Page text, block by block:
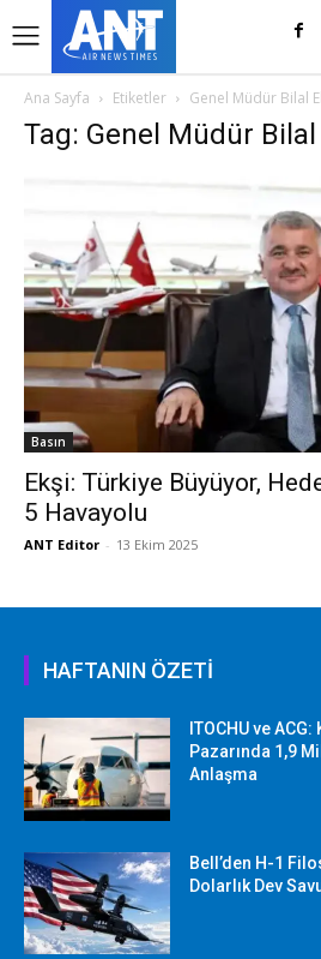
Ana Sayfa Etiketler Genel Müdür Bilal
Tag: Genel Müdür
Basın
Ekşi: Türkiye Büyüyor,
5 Havayolu
ANT Editor - 13 Ekim 2025
HAFTANIN ÖZETİ
ITOCHU ve
Pazarında 1,9
Anlaşma
Bell’den H-1
Dolarlık Dev